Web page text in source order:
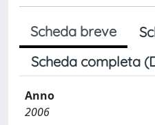
Scheda breve
Scheda completa
Anno
2006